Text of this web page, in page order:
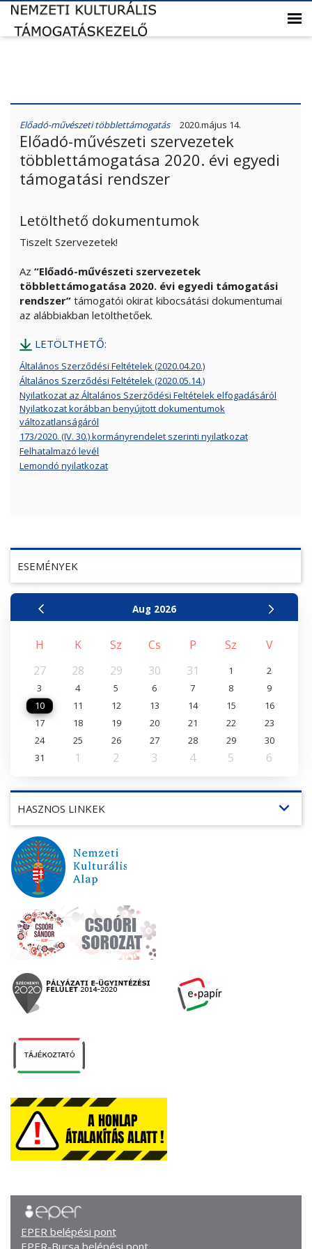
ESEMÉNYEK
Aug 2026
H K Sz Cs P Sz
V
27
28 29 30 31 1
2
3
4 5 6 7 8
9
10
11 12 13 14 15
16
17
18 19 20 21 22
23
24
25 26 27 28 29
30
31
1 2 3 4 5 6
EPER belépési pont
EPER-Bursa belépési pont
HASZNOS LINKEK expand_more
Előadó-művészeti többlettámogatás 2020.május 14.
Előadó-művészeti szervezetek
többlettámogatása 2020. évi egyedi
támogatási rendszer
Letölthető dokumentumok
Tiszelt Szervezetek!
Az “Előadó-művészeti szervezetek
többlettámogatása 2020. évi egyedi támogatási
rendszer” támogatói okirat kibocsátási dokumentumai
az alábbiakban letölthetőek.
LETÖLTHETŐ:
Általános Szerződési Feltételek (2020.04.20.)
Általános Szerződési Feltételek (2020.05.14.)
Nyilatkozat az Általános Szerződési Feltételek elfogadásáról
Nyilatkozat korábban benyújtott dokumentumok
változatlanságáról
173/2020. (IV. 30.) kormányrendelet szerinti nyilatkozat
Felhatalmazó levél
Lemondó nyilatkozat